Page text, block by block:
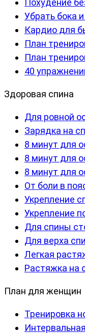
Похудение
Убрать бока
Кардио для
План
План
40
Здоровая спина
Для ровной
Зарядка на
8 минут для
8 минут для
8 минут для
От боли в
Укрепление
Укрепление
Для спины
Для верха
Легкая
Растяжка на
План для женщин
Тренировка